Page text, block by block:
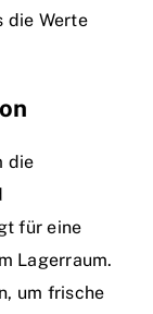
die Werte
die
für eine
Lagerraum.
um frische